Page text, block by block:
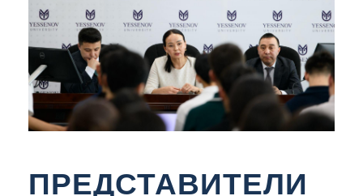
ПРЕДСТАВИТЕЛИ